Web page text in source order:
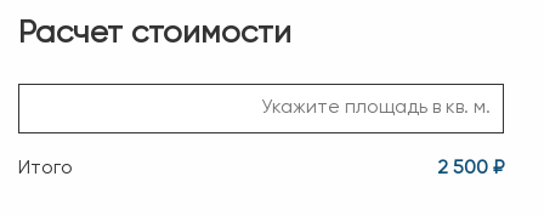
Расчет стоимости
Итого 2 500 ₽